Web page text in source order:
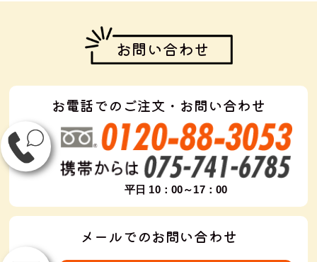
お問い合わせ
お電話でのご注文・お問い合わせ
平日 10：00～17：00
メールでのお問い合わせ